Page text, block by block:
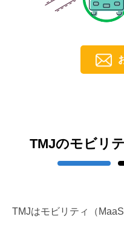
TMJのモビリ
TMJはモビリティ（